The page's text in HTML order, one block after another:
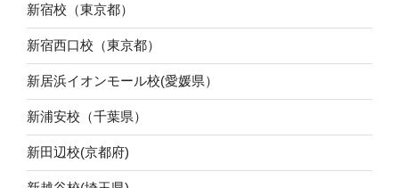
新宿校（東京都）
新宿西口校（東京都）
新居浜イオンモール校(愛媛県）
新浦安校（千葉県）
新田辺校(京都府)